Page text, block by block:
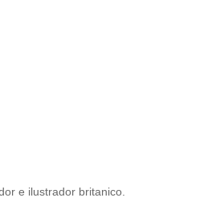
e ilustrador britanico.